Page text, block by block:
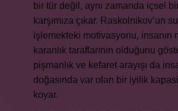
bir tür değil, aynı zamanda içsel
karşımıza çıkar. Raskolnikov’un
işlemekteki motivasyonu, insanın
karanlık taraflarının olduğunu
pişmanlık ve kefaret arayışı da
doğasında var olan bir iyilik
koyar.